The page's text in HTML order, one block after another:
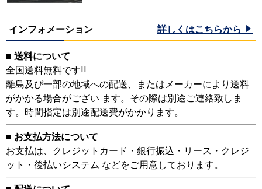
インフォメーション 詳しくはこちらから
■ 送料について
全国送料無料です!!
離島及び一部の地域への配送、またはメーカーにより送料
がかかる場合がござい ます。その際は別途ご連絡致しま
す。時間指定は別途配送費がかかります。
■ お支払方法について
お支払は、クレジットカード・銀行振込・リース・クレジ
ット・後払いシステム などをご用意しております。